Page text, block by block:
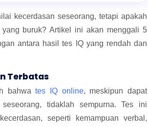
kecerdasan seseorang, tetapi apakah
buruk? Artikel ini akan menggali 5
antara hasil tes IQ yang rendah dan
Terbatas
bahwates IQ online, meskipun dapat
tidaklah sempurna. Tes ini
seperti kemampuan verbal,